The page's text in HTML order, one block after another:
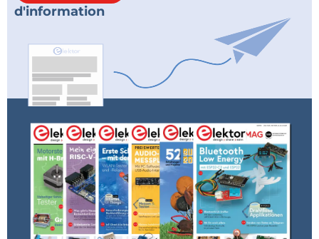
d'information